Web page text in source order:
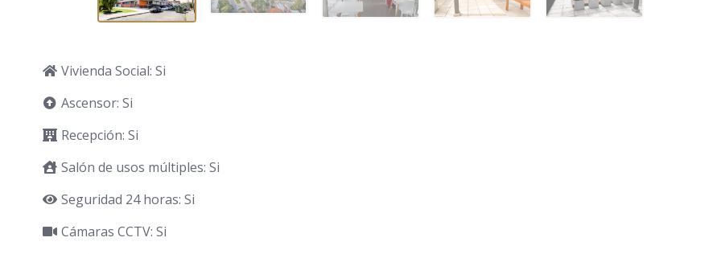
Vivienda Social: Si
Ascensor: Si
Recepción: Si
Salón de usos múltiples: Si
Seguridad 24 horas: Si
Cámaras CCTV: Si